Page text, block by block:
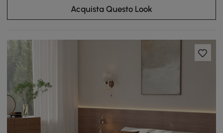
Acquista Questo Look